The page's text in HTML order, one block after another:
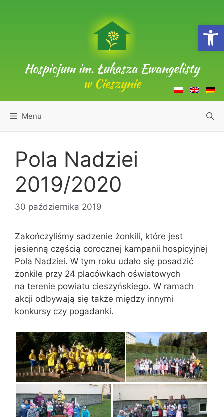
Hospicjum im. Łukasza Ewangelisty
w Cieszynie
Menu
Pola Nadziei
2019/2020
30 października 2019
Zakończyliśmy sadzenie żonkili, które jest
jesienną częścią corocznej kampanii hospicyjnej
Pola Nadziei. W tym roku udało się posadzić
żonkile przy 24 placówkach oświatowych
na terenie powiatu cieszyńskiego. W ramach
akcji odbywają się także między innymi
konkursy czy pogadanki.